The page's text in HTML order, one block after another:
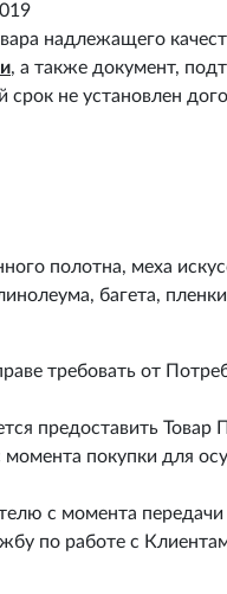
надлежащего
, а также документ,
не установлен
полотна, меха
багета,
требовать от
предоставить Товар
покупки для
с момента
по работе с